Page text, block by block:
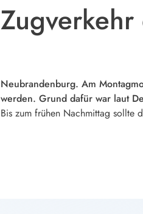
Neubrandenburg. Am
werden. Grund dafür war laut
Bis zum frühen Nachmittag sollte